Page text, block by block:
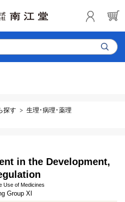
探す
生理･病理･薬理
in the Development,
Use of Medicines
Group XI